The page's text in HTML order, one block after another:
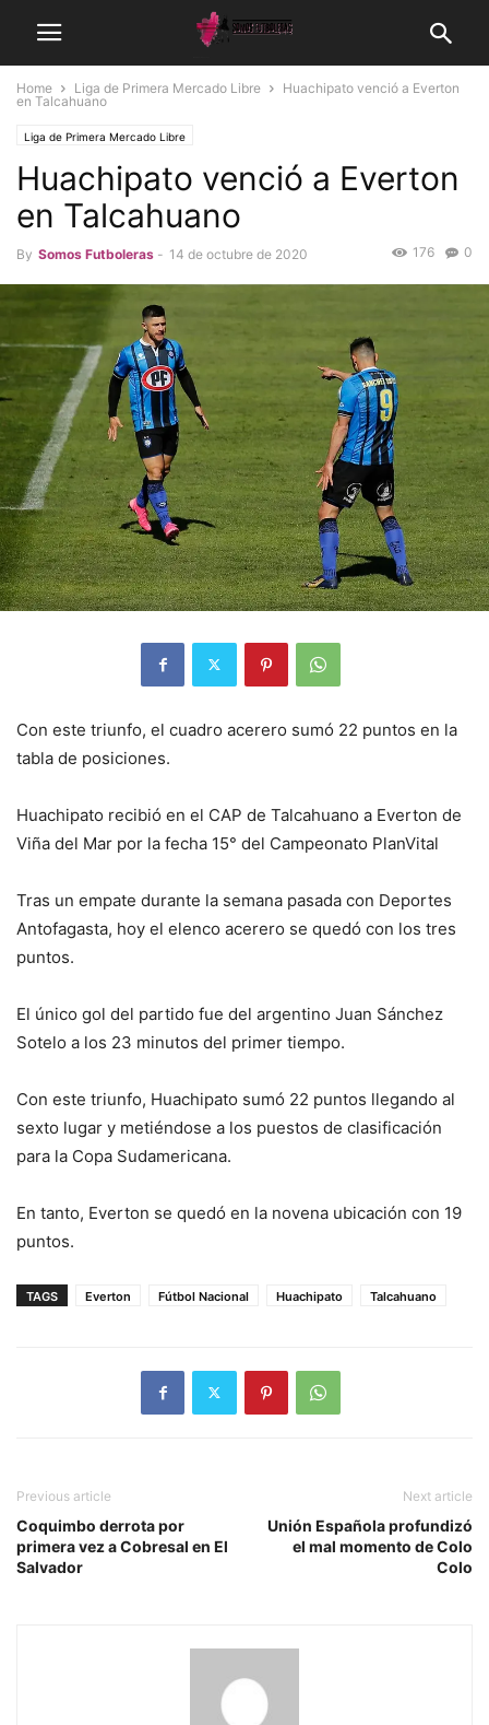
Home Liga de Primera Mercado Libre
Huachipato venció a Everton
en Talcahuano
Liga de Primera Mercado Libre
Huachipato venció a Everton
en Talcahuano
By Somos Futboleras - 14 de octubre de 2020 0
176
Con este triunfo, el cuadro acerero sumó 22 puntos en la
tabla de posiciones.
Huachipato recibió en el CAP de Talcahuano a Everton de
Viña del Mar por la fecha 15° del Campeonato PlanVital
Tras un empate durante la semana pasada con Deportes
Antofagasta, hoy el elenco acerero se quedó con los tres
puntos.
El único gol del partido fue del argentino Juan Sánchez
Sotelo a los 23 minutos del primer tiempo.
Con este triunfo, Huachipato sumó 22 puntos llegando al
sexto lugar y metiéndose a los puestos de clasificación
para la Copa Sudamericana.
En tanto, Everton se quedó en la novena ubicación con 19
puntos.
TAGS Everton Fútbol Nacional Huachipato Talcahuano
Previous article
Coquimbo derrota por
primera vez a Cobresal en El
Salvador
Next article
Unión Española profundizó
el mal momento de Colo
Colo